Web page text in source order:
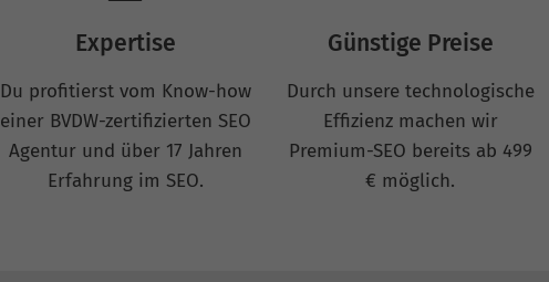
Expertise
Du profitierst vom Know-how
einer BVDW-zertifizierten SEO
Agentur und über 17 Jahren
Erfahrung im SEO.
Günstige Preise
Durch unsere technologische
Effizienz machen wir
Premium-SEO bereits ab 499
€ möglich.